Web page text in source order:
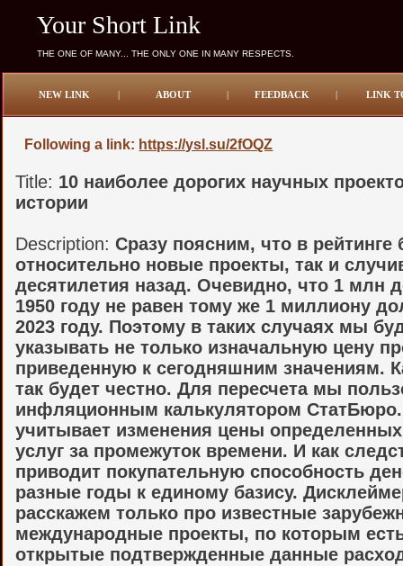
Your Short Link
THE ONE OF MANY... THE ONLY ONE IN MANY RESPECTS.
NEW LINK | ABOUT | FEEDBACK | LINK
Following a link: https://ysl.su/2fOQZ
Title: 10 наиболее дорогих научных
истории
Description:Сразу поясним, что в рейтинге
относительно новые проекты, так и
десятилетия назад. Очевидно, что 1 млн
1950 году не равен тому же 1 миллиону
2023 году. Поэтому в таких случаях мы
указывать не только изначальную цену
приведенную к сегодняшним значениям.
так будет честно. Для пересчета мы
инфляционным калькулятором
учитывает изменения цены
услуг за промежуток времени. И как
приводит покупательную способность
разные годы к единому базису.
расскажем только про известные
международные проекты, по которым
открытые подтвержденные данные